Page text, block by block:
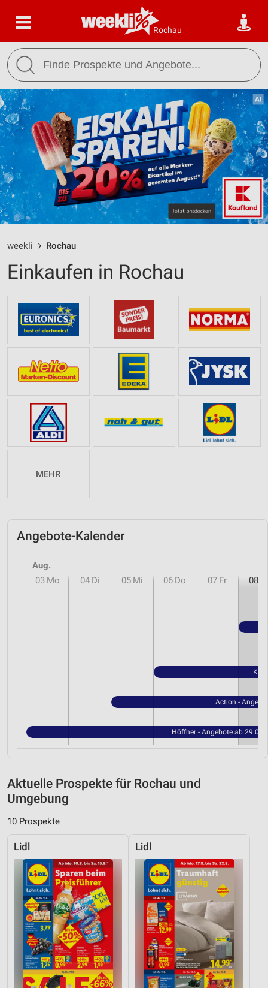
Rochau
weekli Rochau
Einkaufen in Rochau
MEHR
Angebote-Kalender
Aug.
03 Mo 04 Di 05 Mi 06 Do 07 Fr 08
Action -
Höffner - Angebote ab 29.07
Aktuelle Prospekte für Rochau und
Umgebung
10 Prospekte
Lidl Lidl